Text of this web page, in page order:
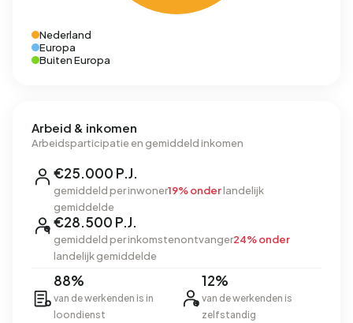
Nederland
Europa
Buiten Europa
Arbeid & inkomen
Arbeidsparticipatie en gemiddeld inkomen
€25.000 P.J.
gemiddeld per inwoner19% onderlandelijk
gemiddelde
€28.500 P.J.
gemiddeld per inkomstenontvanger24% onder
landelijk gemiddelde
88%
van de werkenden is in
loondienst
12%
van de werkenden is
zelfstandig